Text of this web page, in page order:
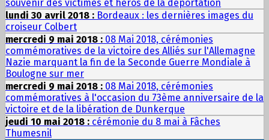
souvenir des victimes et héros de la déportation
lundi 30 avril 2018 : Bordeaux : les dernières images du
croiseur Colbert
mercredi 9 mai 2018 : 08 Mai 2018, cérémonies
commémoratives de la victoire des Alliés sur l'Allemagne
Nazie marquant la fin de la Seconde Guerre Mondiale à
Boulogne sur mer
mercredi 9 mai 2018 : 08 Mai 2018, cérémonies
commémoratives à l'occasion du 73ème anniversaire de la
victoire et de la libération de Dunkerque
jeudi 10 mai 2018 : cérémonie du 8 mai à Fâches
Thumesnil